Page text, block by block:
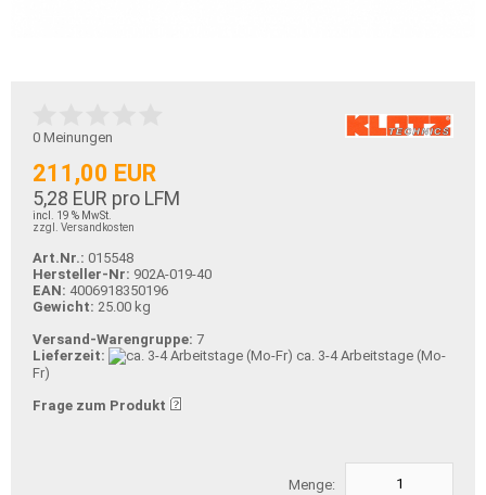
0 Meinungen
211,00 EUR
5,28 EUR pro LFM
incl. 19 % MwSt.
zzgl. Versandkosten
Art.Nr.: 015548
Hersteller-Nr: 902A-019-40
EAN: 4006918350196
Gewicht: 25.00 kg
Versand-Warengruppe: 7
Lieferzeit:
ca. 3-4 Arbeitstage (Mo-
Fr)
Frage zum Produkt
Menge: